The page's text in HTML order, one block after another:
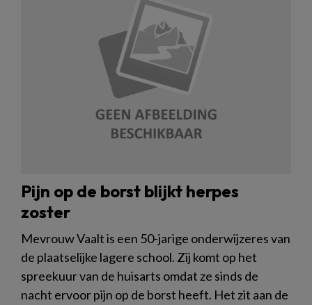
Pijn op de borst blijkt herpes
zoster
Mevrouw Vaalt is een 50-jarige onderwijzeres van
de plaatselijke lagere school. Zij komt op het
spreekuur van de huisarts omdat ze sinds de
nacht ervoor pijn op de borst heeft. Het zit aan de